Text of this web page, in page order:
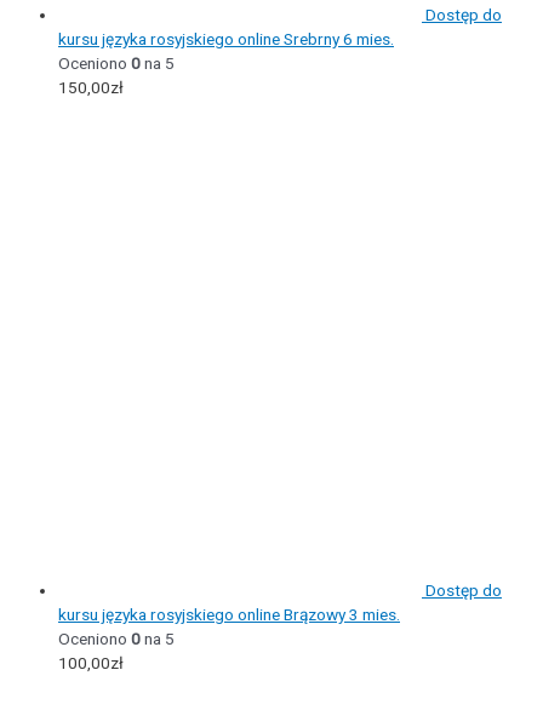
Dostęp do
kursu języka rosyjskiego online Srebrny 6 mies.
Oceniono 0na 5
150,00zł
Dostęp do
kursu języka rosyjskiego online Brązowy 3 mies.
Oceniono 0na 5
100,00zł